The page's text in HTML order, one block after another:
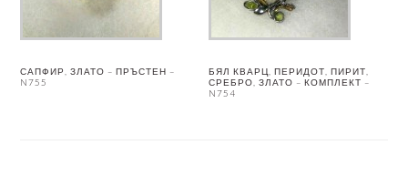
САПФИР, ЗЛАТО – ПРЪСТЕН –
N755
БЯЛ КВАРЦ, ПЕРИДОТ, ПИРИТ,
СРЕБРО, ЗЛАТО – КОМПЛЕКТ –
N754